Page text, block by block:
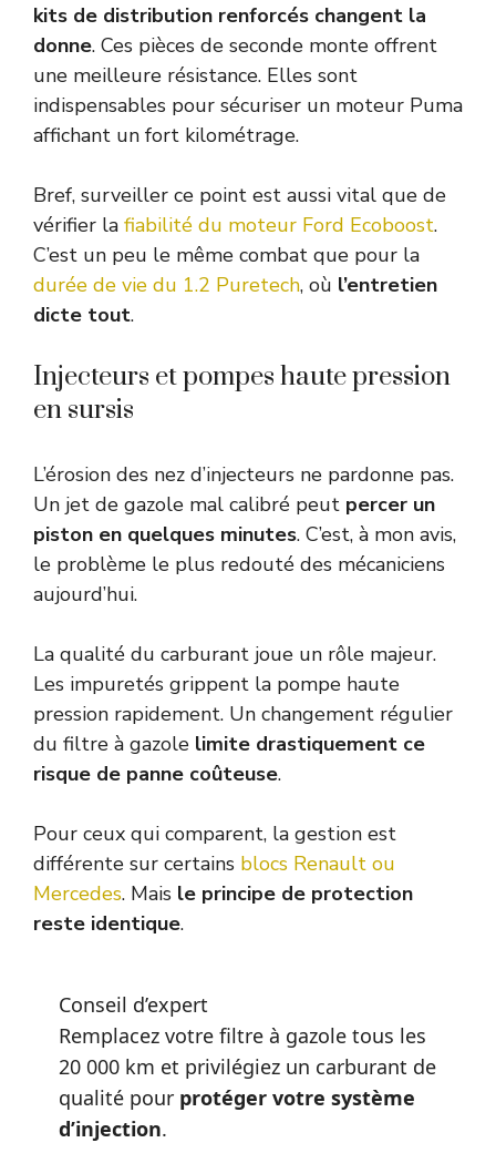
kits de distribution renforcés changent la
donne. Ces pièces de seconde monte offrent
une meilleure résistance. Elles sont
indispensables pour sécuriser un moteur Puma
affichant un fort kilométrage.
Bref, surveiller ce point est aussi vital que de
vérifier la fiabilité du moteur Ford Ecoboost.
C’est un peu le même combat que pour la
durée de vie du 1.2 Puretech, où l’entretien
dicte tout.
Injecteurs et pompes haute pression
en sursis
L’érosion des nez d’injecteurs ne pardonne pas.
Un jet de gazole mal calibré peut percer un
piston en quelques minutes. C’est, à mon avis,
le problème le plus redouté des mécaniciens
aujourd’hui.
La qualité du carburant joue un rôle majeur.
Les impuretés grippent la pompe haute
pression rapidement. Un changement régulier
du filtre à gazole limite drastiquement ce
risque de panne coûteuse.
Pour ceux qui comparent, la gestion est
différente sur certains blocs Renault ou
Mercedes. Mais le principe de protection
reste identique.
Conseil d’expert
Remplacez votre filtre à gazole tous les
20 000 km et privilégiez un carburant de
qualité pour protéger votre système
d’injection.